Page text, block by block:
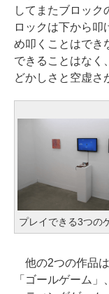
してまたブロック
ロックは下から叩
め叩くことはでき
できることはなく
どかしさと空虚さ
プレイできる3つの
他の2つの作品
「ゴールゲーム」